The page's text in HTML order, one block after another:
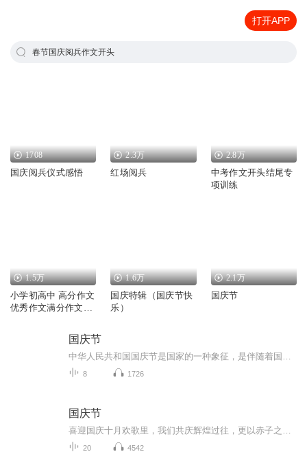
打开APP
春节国庆阅兵作文开头
1708
国庆阅兵仪式感悟
2.3万
红场阅兵
2.8万
中考作文开头结尾专
项训练
1.5万
小学初高中 高分作文
优秀作文满分作文开
1.6万
国庆特辑（国庆节快
乐）
2.1万
国庆节
国庆节
8 1726
国庆节
20 4542